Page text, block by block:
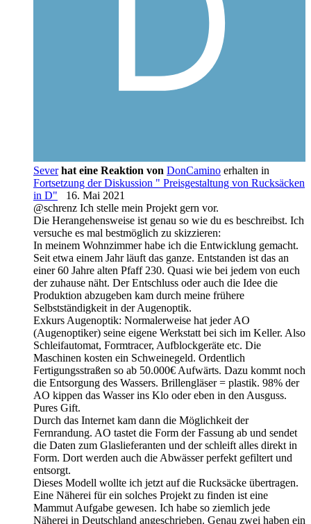
Sever hat eine Reaktion von DonCamino erhalten in
Fortsetzung der Diskussion " Preisgestaltung von Rucksäcken
in D"
16. Mai 2021
@schrenz Ich stelle mein Projekt gern vor.
Die Herangehensweise ist genau so wie du es beschreibst. Ich
versuche es mal bestmöglich zu skizzieren:
In meinem Wohnzimmer habe ich die Entwicklung gemacht.
Seit etwa einem Jahr läuft das ganze. Entstanden ist das an
einer 60 Jahre alten Pfaff 230. Quasi wie bei jedem von euch
der zuhause näht. Der Entschluss oder auch die Idee die
Produktion abzugeben kam durch meine frühere
Selbstständigkeit in der Augenoptik.
Exkurs Augenoptik: Normalerweise hat jeder AO
(Augenoptiker) seine eigene Werkstatt bei sich im Keller. Also
Schleifautomat, Formtracer, Aufblockgeräte etc. Die
Maschinen kosten ein Schweinegeld. Ordentlich
Fertigungsstraßen so ab 50.000€ Aufwärts. Dazu kommt noch
die Entsorgung des Wassers. Brillengläser = plastik. 98% der
AO kippen das Wasser ins Klo oder eben in den Ausguss.
Pures Gift.
Durch das Internet kam dann die Möglichkeit der
Fernrandung. AO tastet die Form der Fassung ab und sendet
die Daten zum Glaslieferanten und der schleift alles direkt in
Form. Dort werden auch die Abwässer perfekt gefiltert und
entsorgt.
Dieses Modell wollte ich jetzt auf die Rucksäcke übertragen.
Eine Näherei für ein solches Projekt zu finden ist eine
Mammut Aufgabe gewesen. Ich habe so ziemlich jede
Näherei in Deutschland angeschrieben. Genau zwei haben ein